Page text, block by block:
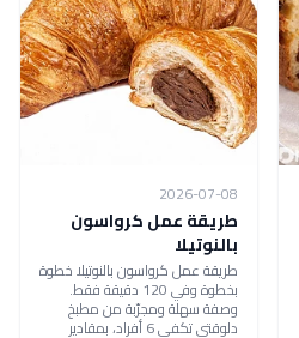
2026-07-08
طريقة عمل كرواسون
بالنوتيلا
طريقة عمل كرواسون بالنوتيلا خطوة
بخطوة وفي 120 دقيقة فقط.
وصفة سهلة ومجرّبة من مطبخ
دلوقتي تكفي 6 أفراد، بمقادير